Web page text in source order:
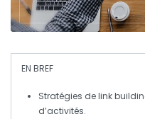
EN BREF
Stratégies de link
d’activités.